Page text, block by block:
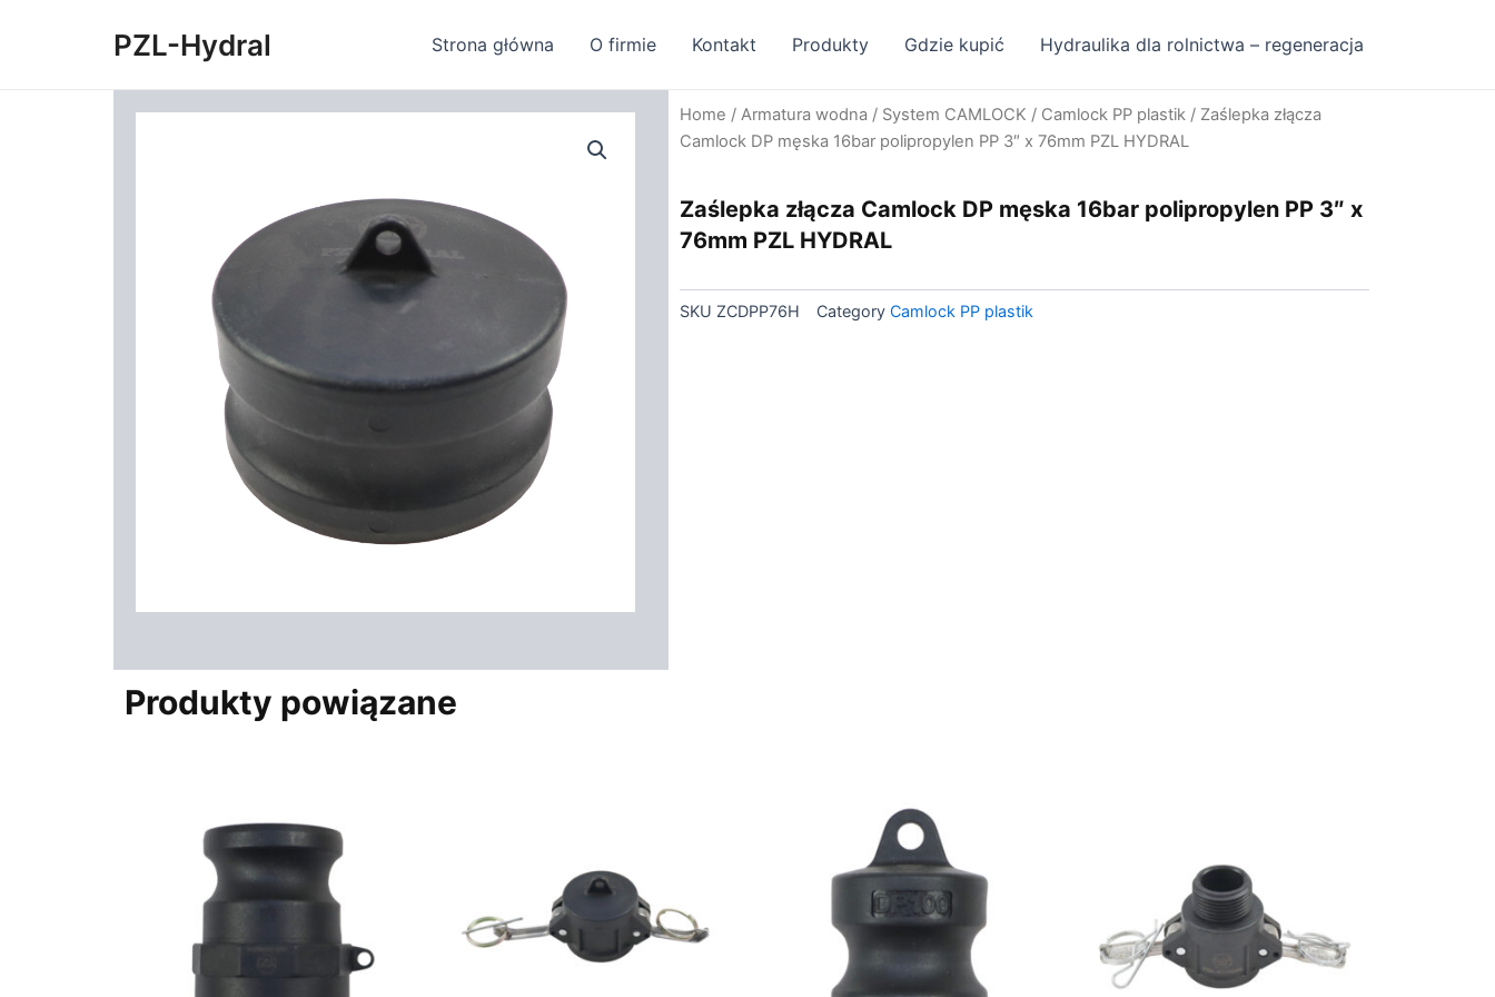
PZL-Hydral Strona główna O firmie Kontakt Produkty Gdzie kupić Hydraulika dla rolnictwa – regeneracja
Home / Armatura wodna / System CAMLOCK / Camlock PP plastik / Zaślepka złącza
Camlock DP męska 16bar polipropylen PP 3″ x 76mm PZL HYDRAL
Zaślepka złącza Camlock DP męska 16bar polipropylen PP 3″ x
76mm PZL HYDRAL
SKU ZCDPP76H Category Camlock PP plastik
Produkty powiązane